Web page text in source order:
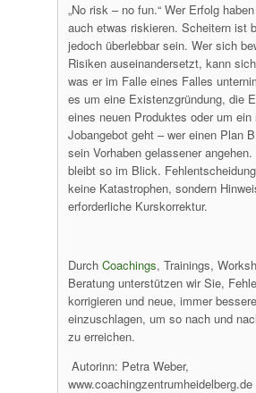
„No risk – no fun.“ Wer Erfolg
auch etwas riskieren. Scheitern ist
jedoch überlebbar sein. Wer sich
Risiken auseinandersetzt, kann
was er im Falle eines Falles
es um eine Existenzgründung, die
eines neuen Produktes oder um ein
Jobangebot geht – wer einen Plan
sein Vorhaben gelassener
bleibt so im Blick.
keine Katastrophen, sondern
erforderliche Kurskorrektur.
Durch Coachings, Trainings,
Beratung unterstützen wir Sie,
korrigieren und neue, immer
einzuschlagen, um so nach und
zu erreichen.
Autorinn: Petra Weber,